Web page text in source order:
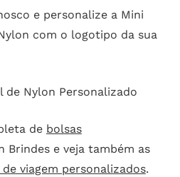
e personalize a Mini
com o logotipo da sua
de Nylon Personalizado
de bolsas
Brindes e veja também as
de viagem personalizados.